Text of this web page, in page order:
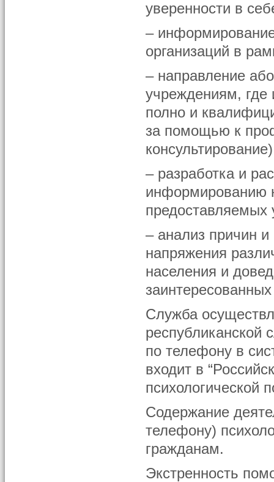
уверенности в
–
организаций в
– направление
учреждениям, где
полно и
за помощью к
– разработка и
информированию
предоставляемых
– анализ причин и
напряжения
населения и
Служба
республиканской
по телефону в
входит в
Содержание
телефону)
гражданам.
Экстренность